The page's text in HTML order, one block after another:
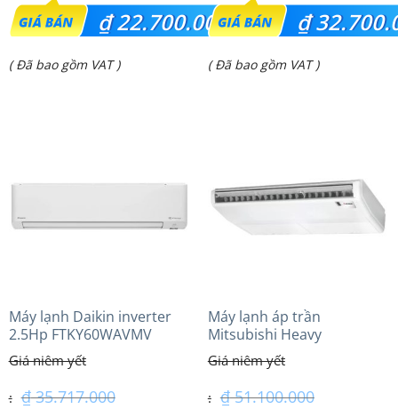
Giá
gốc
là:
₫22.700.000
Giá
₫ 22.700.000.
( Đã bao gồm VAT )
Giá
gốc
là:
₫
Giá
₫ 32.700.000.
( Đã bao gồm VAT )
Máy lạnh Daikin inverter
2.5Hp FTKY60WAVMV
₫35.717.000
Máy lạnh áp trần
Mitsubishi Heavy
FDE100VG (4.0Hp) Cao cấp
– 3 Pha
₫51.100.000